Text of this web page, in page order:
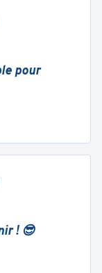
pour
! 😎